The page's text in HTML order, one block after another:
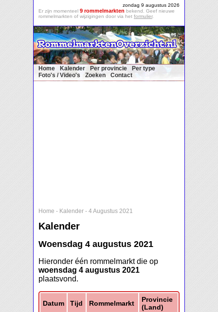
zondag 9 augustus 2026
Er zijn momenteel 9 rommelmarkten bekend. Geef nieuwe
rommelmarkten of wijzigingen door via het formulier.
Home Kalender Per provincie
Per type
Foto's / Video's
Zoeken Contact
Home - Kalender - 4 Augustus 2021
Kalender
Woensdag 4 augustus 2021
Hieronder één rommelmarkt die op
woensdag 4 augustus 2021
plaatsvond.
Datum Tijd Rommelmarkt
Provincie
(Land)